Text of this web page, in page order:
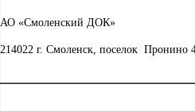
АО «Смоленский ДОК»
214022 г. Смоленск, поселок Пронино